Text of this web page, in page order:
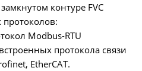
контуре FVC
Modbus-RTU
протокола связи
EtherCAT.